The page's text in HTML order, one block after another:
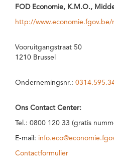
FOD Economie, K.M.O.,
http://www.economie.fgov.be/
Vooruitgangstraat 50
1210 Brussel
Ondernemingsnr.:
Ons Contact Center:
Tel.: 0800 120 33 (gratis
E-mail:
Contactformulier